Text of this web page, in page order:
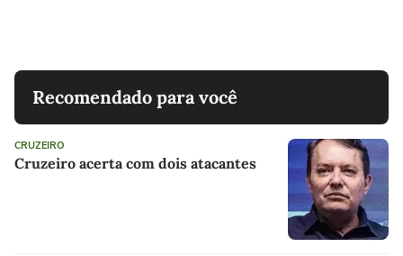
Recomendado para você
CRUZEIRO
Cruzeiro acerta com dois atacantes